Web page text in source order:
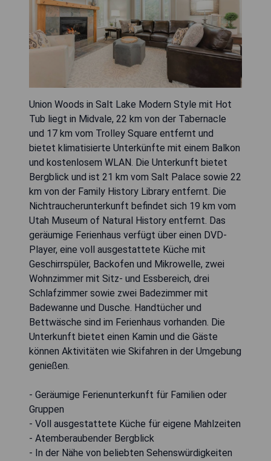
Union Woods in Salt Lake Modern Style mit Hot
Tub liegt in Midvale, 22 km von der Tabernacle
und 17 km vom Trolley Square entfernt und
bietet klimatisierte Unterkünfte mit einem Balkon
und kostenlosem WLAN. Die Unterkunft bietet
Bergblick und ist 21 km vom Salt Palace sowie 22
km von der Family History Library entfernt. Die
Nichtraucherunterkunft befindet sich 19 km vom
Utah Museum of Natural History entfernt. Das
geräumige Ferienhaus verfügt über einen DVD-
Player, eine voll ausgestattete Küche mit
Geschirrspüler, Backofen und Mikrowelle, zwei
Wohnzimmer mit Sitz- und Essbereich, drei
Schlafzimmer sowie zwei Badezimmer mit
Badewanne und Dusche. Handtücher und
Bettwäsche sind im Ferienhaus vorhanden. Die
Unterkunft bietet einen Kamin und die Gäste
können Aktivitäten wie Skifahren in der Umgebung
genießen.
- Geräumige Ferienunterkunft für Familien oder
Gruppen
- Voll ausgestattete Küche für eigene Mahlzeiten
- Atemberaubender Bergblick
- In der Nähe von beliebten Sehenswürdigkeiten